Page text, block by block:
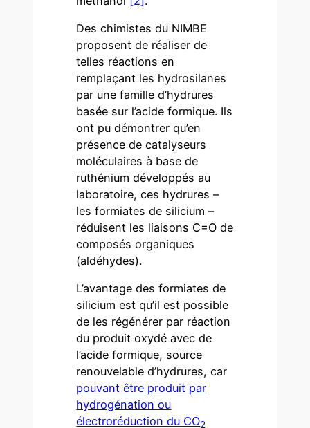
Des chimistes du NIMBE
proposent de réaliser de
telles réactions en
remplaçant les hydrosilanes
par une famille d’hydrures
basée sur l’acide formique. Ils
ont pu démontrer qu’en
présence de catalyseurs
moléculaires à base de
ruthénium développés au
laboratoire, ces hydrures –
les formiates de silicium –
réduisent les liaisons C=O de
composés organiques
(aldéhydes).
L’avantage des formiates de
silicium est qu’il est possible
de les régénérer par réaction
du produit oxydé avec de
l’acide formique, source
renouvelable d’hydrures, car
pouvant être produit par
hydrogénation ou
électroréduction du CO2